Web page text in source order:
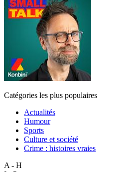
Catégories les plus populaires
Actualités
Humour
Sports
Culture et société
Crime : histoires vraies
A - H